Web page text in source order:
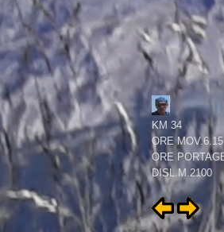
KM 34
ORE MOV.6.15
ORE
DISL.M.2100